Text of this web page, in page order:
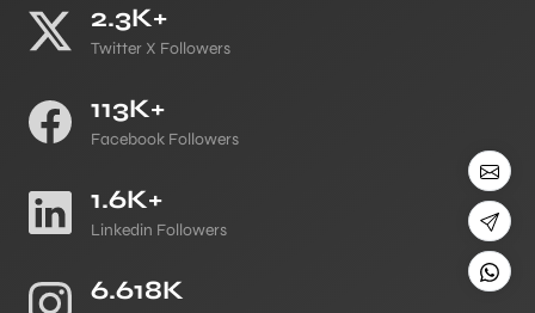
2.3K+
Twitter X Followers
113K+
Facebook Followers
1.6K+
Linkedin Followers
6.618K